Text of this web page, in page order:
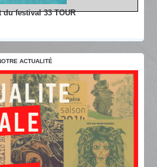
du festival 33 TOUR
ACTUALITÉ